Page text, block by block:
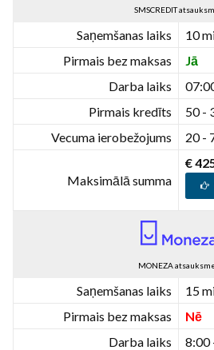
SMSCREDIT
Saņemšanas laiks
10
Pirmais bez maksas
Jā
Darba laiks
Pirmais kredīts
50 -
Vecuma ierobežojums
20 -
Maksimālā summa
€
MONEZA
Saņemšanas laiks
15
Pirmais bez maksas
Nē
Darba laiks
8:00